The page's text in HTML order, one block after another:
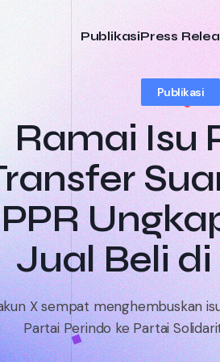
PublikasiPress
Publikasi
Ramai Isu
Jual Beli
X sempat menghembuskan
Partai Perindo ke Partai